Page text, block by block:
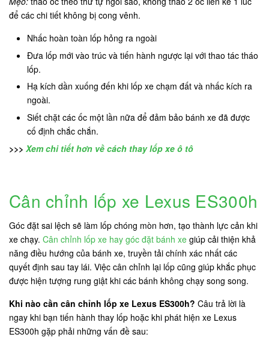
để các chi tiết không bị cong vênh.
Nhấc hoàn toàn lốp hỏng ra ngoài
Đưa lốp mới vào trúc và tiến hành ngược lại với thao tác tháo
lốp.
Hạ kích dần xuống đến khi lốp xe chạm đất và nhấc kích ra
ngoài.
Siết chặt các ốc một lần nữa để đảm bảo bánh xe đã được
cố định chắc chắn.
>>> Xem chi tiết hơn về cách thay lốp xe ô tô
Cân chỉnh lốp xe Lexus ES300h
Góc đặt sai lệch sẽ làm lốp chóng mòn hơn, tạo thành lực cản khi
xe chạy. Cân chỉnh lốp xe hay góc đặt bánh xe giúp cải thiện khả
năng điều hướng của bánh xe, truyền tải chính xác nhất các
quyết định sau tay lái. Việc cân chỉnh lại lốp cũng giúp khắc phục
được hiện tượng rung giật khi các bánh không chạy song song.
Khi nào cần cân chỉnh lốp xe Lexus ES300h? Câu trả lời là
ngay khi bạn tiến hành thay lốp hoặc khi phát hiện xe Lexus
ES300h gặp phải những vấn đề sau: